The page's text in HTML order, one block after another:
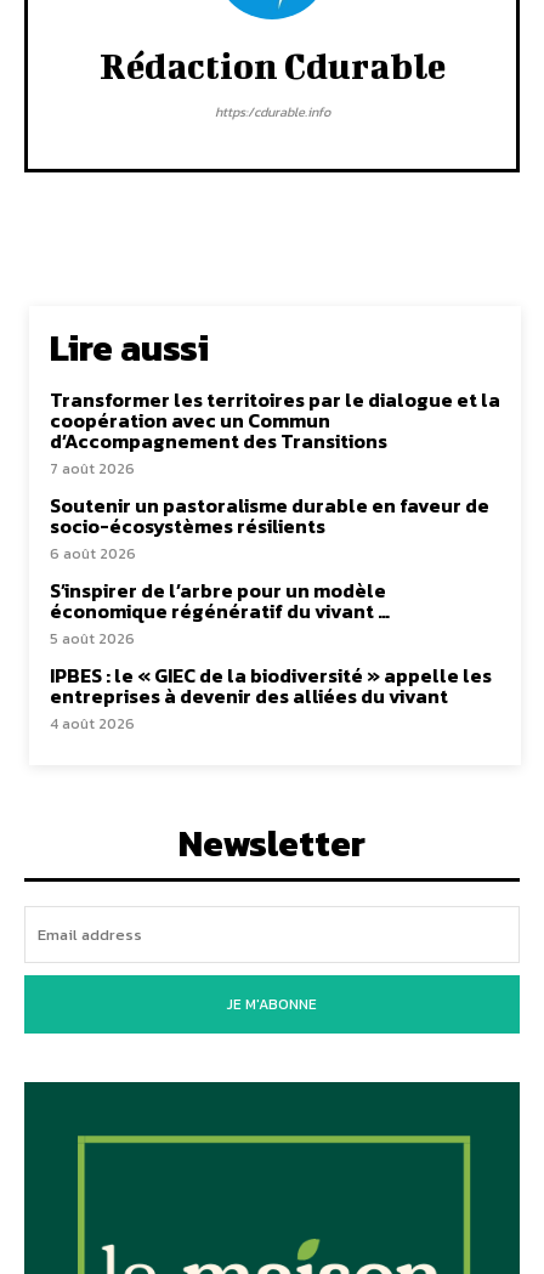
Rédaction Cdurable
https:/cdurable.info
Lire aussi
Transformer les territoires par le dialogue et la
coopération avec un Commun
d’Accompagnement des Transitions
7 août 2026
Soutenir un pastoralisme durable en faveur de
socio-écosystèmes résilients
6 août 2026
S’inspirer de l’arbre pour un modèle
économique régénératif du vivant …
5 août 2026
IPBES : le « GIEC de la biodiversité » appelle les
entreprises à devenir des alliées du vivant
4 août 2026
Newsletter
JE M'ABONNE